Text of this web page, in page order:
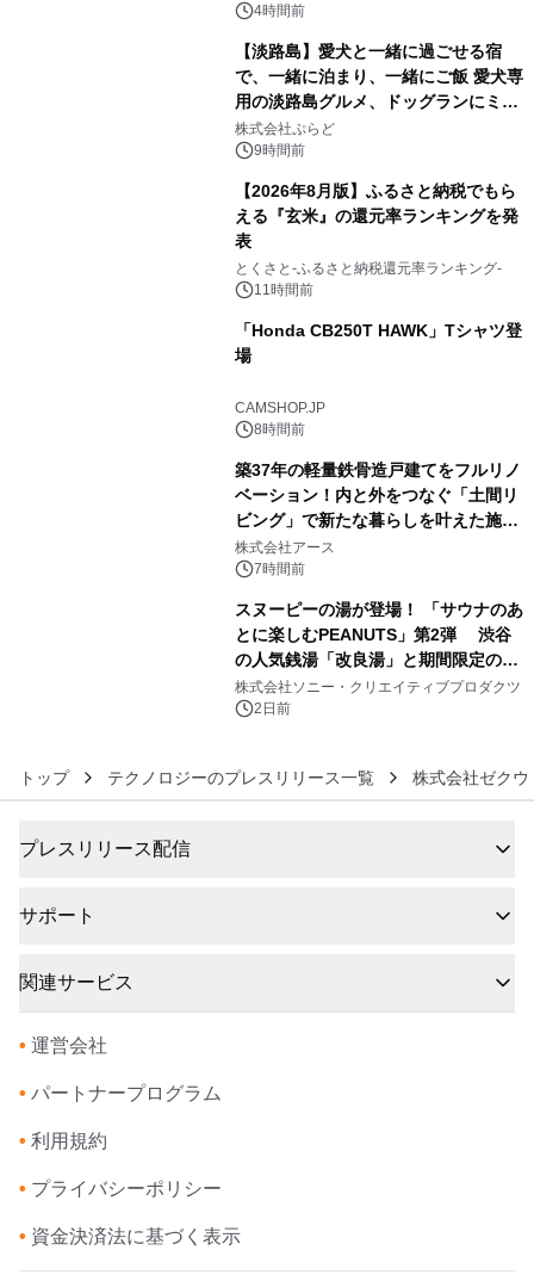
4時間前
【淡路島】愛犬と一緒に過ごせる宿
で、一緒に泊まり、一緒にご飯 愛犬専
用の淡路島グルメ、ドッグランにミニ
プール グランピングとトレーラーハウ
スの2施設で
株式会社ぷらど
9時間前
【2026年8月版】ふるさと納税でもら
える『玄米』の還元率ランキングを発
表
とくさと-ふるさと納税還元率ランキング-
11時間前
「Honda CB250T HAWK」Tシャツ登
場
CAMSHOP.JP
8時間前
築37年の軽量鉄骨造戸建てをフルリノ
ベーション！内と外をつなぐ「土間リ
ビング」で新たな暮らしを叶えた施工
事例を株式会社アースが公開
株式会社アース
7時間前
スヌーピーの湯が登場！ 「サウナのあ
とに楽しむPEANUTS」第2弾 渋谷
の人気銭湯「改良湯」と期間限定のコ
ラボレーション サウナイキタイコラ
ボグッズも発売決定！
株式会社ソニー・クリエイティブプロダクツ
2日前
トップ テクノロジーのプレスリリース一覧 株式会社ゼクウ
プレスリリース配信
サポート
関連サービス
• 運営会社
• パートナープログラム
• 利用規約
• プライバシーポリシー
• 資金決済法に基づく表示